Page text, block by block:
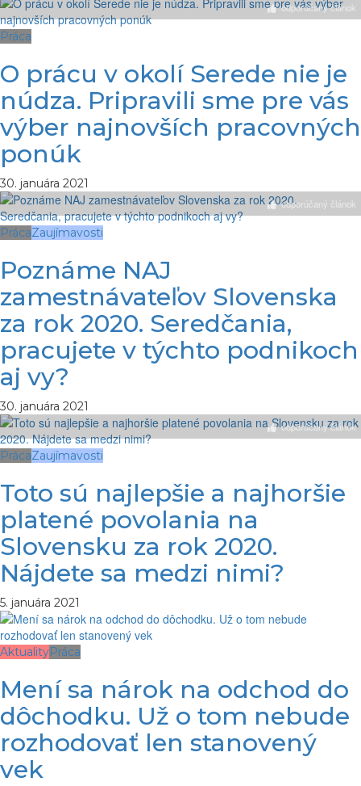
odporúčaný článok
Práca
O prácu v okolí Serede nie je
núdza. Pripravili sme pre vás
výber najnovších pracovných
ponúk
30. januára 2021
odporúčaný článok
PrácaZaujímavosti
Poznáme NAJ
zamestnávateľov Slovenska
za rok 2020. Seredčania,
pracujete v týchto podnikoch
aj vy?
30. januára 2021
odporúčaný článok
PrácaZaujímavosti
Toto sú najlepšie a najhoršie
platené povolania na
Slovensku za rok 2020.
Nájdete sa medzi nimi?
5. januára 2021
AktualityPráca
Mení sa nárok na odchod do
dôchodku. Už o tom nebude
rozhodovať len stanovený
vek